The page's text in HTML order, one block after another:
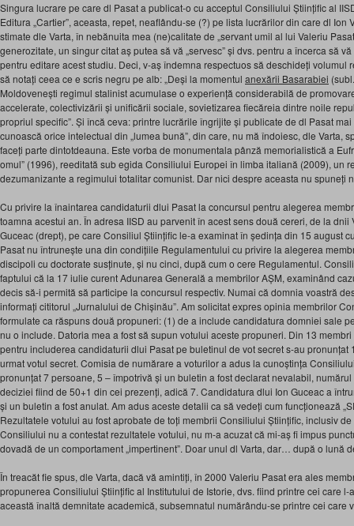
Singura lucrare pe care dl Pasat a publicat-o cu acceptul Consiliului Științific al
Editura „Cartier”, aceasta, repet, neaflându-se (?) pe lista lucrărilor din care dl Ion
stimate dle Varta, în nebănuita mea (ne)calitate de „servant umil al lui Valeriu
generozitate, un singur citat aș putea să vă „servesc” și dvs. pentru a încerca să
pentru editare acest studiu. Deci, v-aș îndemna respectuos să deschideți volumul
să notați ceea ce e scris negru pe alb: „Deși la momentul anexării Basarabiei
Moldovenești regimul stalinist acumulase o experiență considerabilă de
accelerate, colectivizării și unificării sociale, sovietizarea fiecăreia dintre noile
propriul specific”. Și încă ceva: printre lucrările îngrijite și publicate de dl Pasat
cunoască orice intelectual din „lumea bună”, din care, nu mă îndoiesc, dle Varta,
faceți parte dintotdeauna. Este vorba de monumentala pânză memorialistică a
omul” (1996), reeditată sub egida Consiliului Europei în limba italiană (2009), un
dezumanizante a regimului totalitar comunist. Dar nici despre aceasta nu spuneți
Cu privire la înaintarea candidaturii dlui Pasat la concursul pentru alegerea
toamna acestui an. În adresa IISD au parvenit în acest sens două cereri, de la dnii
Guceac (drept), pe care Consiliul Științific le-a examinat în ședința din 15 august
Pasat nu întrunește una din condițiile Regulamentului cu privire la alegerea
discipoli cu doctorate susținute, și nu cinci, după cum o cere Regulamentul.
faptului că la 17 iulie curent Adunarea Generală a membrilor AȘM, examinând
decis să-i permită să participe la concursul respectiv. Numai că domnia voastră
informați cititorul „Jurnalului de Chișinău”. Am solicitat expres opinia membrilor
formulate ca răspuns două propuneri: (1) de a include candidatura domniei sale
nu o include. Datoria mea a fost să supun votului aceste propuneri. Din 13
pentru includerea candidaturii dlui Pasat pe buletinul de vot secret s-au pronunțat
urmat votul secret. Comisia de numărare a voturilor a adus la cunoștința
pronunțat 7 persoane, 5 – împotrivă și un buletin a fost declarat nevalabil,
deciziei fiind de 50+1 din cei prezenți, adică 7. Candidatura dlui Ion Guceac a
și un buletin a fost anulat. Am adus aceste detalii ca să vedeți cum funcționează
Rezultatele votului au fost aprobate de toți membrii Consiliului Științific, inclusiv
Consiliului nu a contestat rezultatele votului, nu m-a acuzat că mi-aș fi impus
dovadă de un comportament „impertinent”. Doar unul dl Varta, dar… după o lună
În treacăt fie spus, dle Varta, dacă vă amintiți, în 2000 Valeriu Pasat era ales
propunerea Consiliului Științific al Institutului de Istorie, dvs. fiind printre cei care
această înaltă demnitate academică, subsemnatul numărându-se printre cei